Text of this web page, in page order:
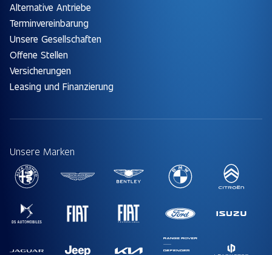
Alternative Antriebe
Terminvereinbarung
Unsere Gesellschaften
Offene Stellen
Versicherungen
Leasing und Finanzierung
Unsere Marken